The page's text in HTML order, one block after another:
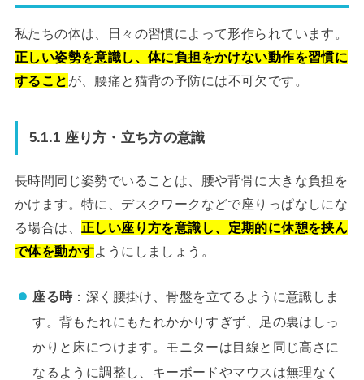
私たちの体は、日々の習慣によって形作られています。
正しい姿勢を意識し、体に負担をかけない動作を習慣に
すること が、腰痛と猫背の予防には不可欠です。
5.1.1 座り方・立ち方の意識
長時間同じ姿勢でいることは、腰や背骨に大きな負担を
かけます。特に、デスクワークなどで座りっぱなしにな
る場合は、 正しい座り方を意識し、定期的に休憩を挟ん
で体を動かすようにしましょう。
座る時：深く腰掛け、骨盤を立てるように意識しま
す。背もたれにもたれかかりすぎず、足の裏はしっ
かりと床につけます。モニターは目線と同じ高さに
なるように調整し、キーボードやマウスは無理なく